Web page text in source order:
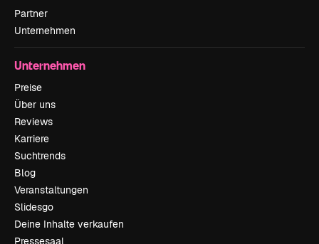
Partner
Unternehmen
Unternehmen
Preise
Über uns
Reviews
Karriere
Suchtrends
Blog
Veranstaltungen
Slidesgo
Deine Inhalte verkaufen
Pressesaal